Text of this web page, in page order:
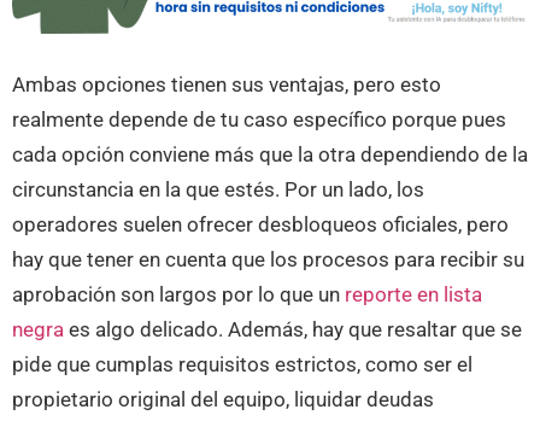
Ambas opciones tienen sus ventajas, pero esto
realmente depende de tu caso específico porque pues
cada opción conviene más que la otra dependiendo de la
circunstancia en la que estés. Por un lado, los
operadores suelen ofrecer desbloqueos oficiales, pero
hay que tener en cuenta que los procesos para recibir su
aprobación son largos por lo que un reporte en lista
negra es algo delicado. Además, hay que resaltar que se
pide que cumplas requisitos estrictos, como ser el
propietario original del equipo, liquidar deudas